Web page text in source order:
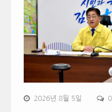
2026년 8월 5일 0